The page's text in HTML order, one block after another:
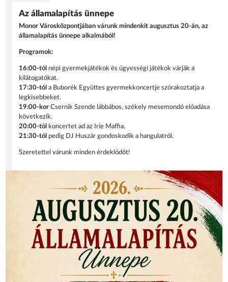
Az államalapítás ünnepe
Monor Városközpontjában várunk mindenkit augusztus 20-án, az
államalapítás ünnepe alkalmából!
Programok:
16:00-tól népi gyermekjátékok és ügyességi játékok várják a
kilátogatókat.
17:30-tól a Buborék Együttes gyermekkoncertje szórakoztatja a
legkisebbeket.
19:00-korCsernik Szende lábbábos, székely mesemondó előadása
következik.
20:00-tól
koncertet ad az Irie Maffia.
21:30-tól pedig DJ Huszár gondoskodik a hangulatról.
Szeretettel várunk minden érdeklődőt!